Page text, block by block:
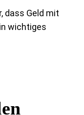
dass Geld mit
wichtiges